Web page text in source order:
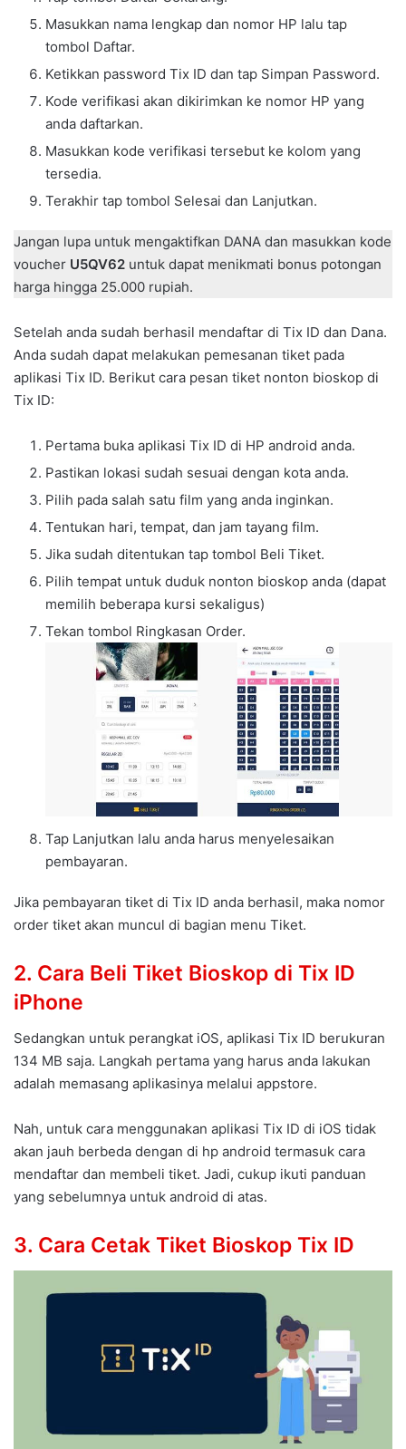
Masukkan nama lengkap dan nomor HP lalu tap
tombol Daftar.
Ketikkan password Tix ID dan tap Simpan Password.
Kode verifikasi akan dikirimkan ke nomor HP yang
anda daftarkan.
Masukkan kode verifikasi tersebut ke kolom yang
tersedia.
Terakhir tap tombol Selesai dan Lanjutkan.
Jangan lupa untuk mengaktifkan DANA dan masukkan kode
voucher U5QV62 untuk dapat menikmati bonus potongan
harga hingga 25.000 rupiah.
Setelah anda sudah berhasil mendaftar di Tix ID dan Dana.
Anda sudah dapat melakukan pemesanan tiket pada
aplikasi Tix ID. Berikut cara pesan tiket nonton bioskop di
Tix ID:
Pertama buka aplikasi Tix ID di HP android anda.
Pastikan lokasi sudah sesuai dengan kota anda.
Pilih pada salah satu film yang anda inginkan.
Tentukan hari, tempat, dan jam tayang film.
Jika sudah ditentukan tap tombol Beli Tiket.
Pilih tempat untuk duduk nonton bioskop anda (dapat
memilih beberapa kursi sekaligus)
Tekan tombol Ringkasan Order.
Tap Lanjutkan lalu anda harus menyelesaikan
pembayaran.
Jika pembayaran tiket di Tix ID anda berhasil, maka nomor
order tiket akan muncul di bagian menu Tiket.
2. Cara Beli Tiket Bioskop di Tix ID
iPhone
Sedangkan untuk perangkat iOS, aplikasi Tix ID berukuran
134 MB saja. Langkah pertama yang harus anda lakukan
adalah memasang aplikasinya melalui appstore.
Nah, untuk cara menggunakan aplikasi Tix ID di iOS tidak
akan jauh berbeda dengan di hp android termasuk cara
mendaftar dan membeli tiket. Jadi, cukup ikuti panduan
yang sebelumnya untuk android di atas.
3. Cara Cetak Tiket Bioskop Tix ID